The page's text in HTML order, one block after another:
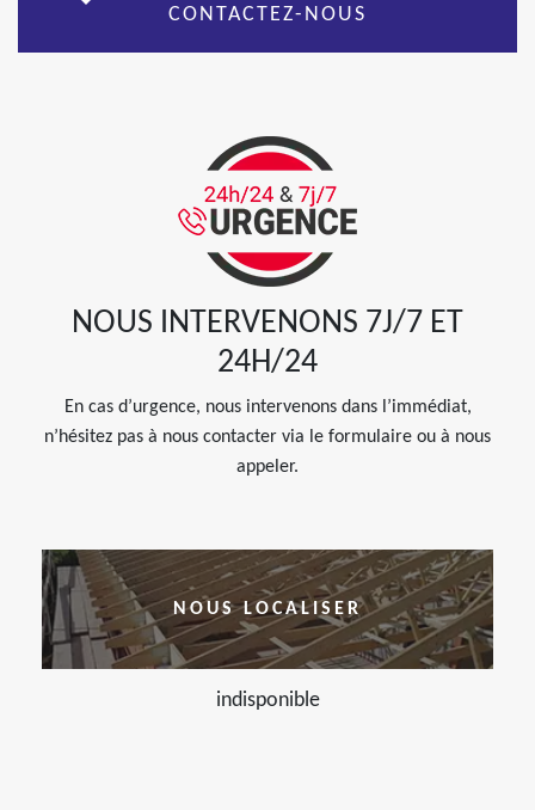
CONTACTEZ-NOUS
NOUS INTERVENONS 7J/7 ET
24H/24
En cas d’urgence, nous intervenons dans l’immédiat,
n’hésitez pas à nous contacter via le formulaire ou à nous
appeler.
NOUS LOCALISER
indisponible